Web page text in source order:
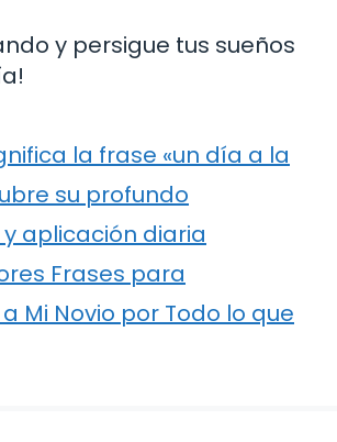
y persigue tus sueños
la frase «un día a la
su profundo
aplicación diaria
Frases para
Mi Novio por Todo lo que